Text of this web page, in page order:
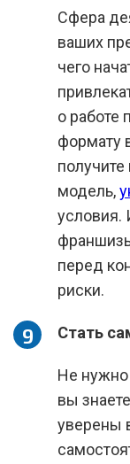
Сфера
ваших
чего
о работе
формату
модель,
условия.
перед
риски.
Стать
Не нужно
вы
уверены